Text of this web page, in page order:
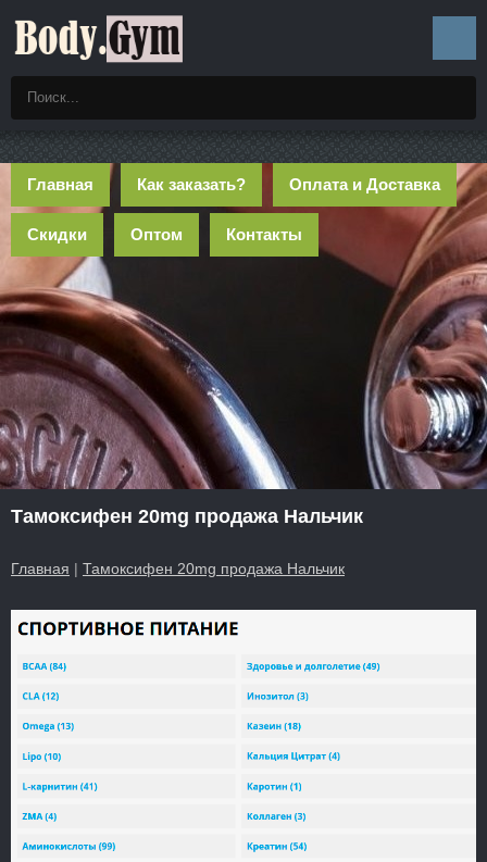
Главная Как заказать? Оплата и Доставка
Скидки Оптом Контакты
Тамоксифен 20mg продажа Нальчик
Главная | Тамоксифен 20mg продажа Нальчик